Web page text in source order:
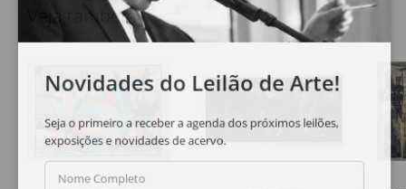
Veja também
Novidades do Leilão de Arte!
Seja o primeiro a receber a agenda dos próximos leilões,
exposições e novidades de acervo.
Nome Completo